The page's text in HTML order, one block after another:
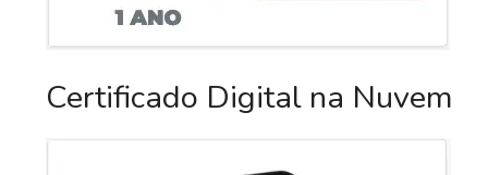
Certificado Digital na Nuvem